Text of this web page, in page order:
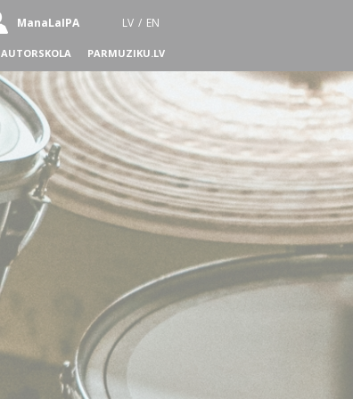
ManaLaIPA LV / EN
AUTORSKOLA PARMUZIKU.LV